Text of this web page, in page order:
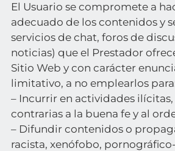
El Usuario se compromete a
adecuado de los contenidos y
servicios de chat, foros de
noticias) que el Prestador
Sitio Web y con carácter
limitativo, a no emplearlos
– Incurrir en actividades ilícitas,
contrarias a la buena fe y al
– Difundir contenidos o
racista, xenófobo,